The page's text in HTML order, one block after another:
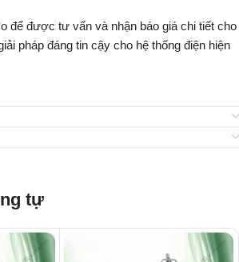
để được tư vấn và nhận báo giá chi tiết cho
pháp đáng tin cậy cho hệ thống điện hiện
tự